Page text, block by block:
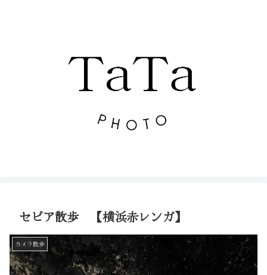
セピア散歩 【横浜赤レンガ】
カメラ散歩